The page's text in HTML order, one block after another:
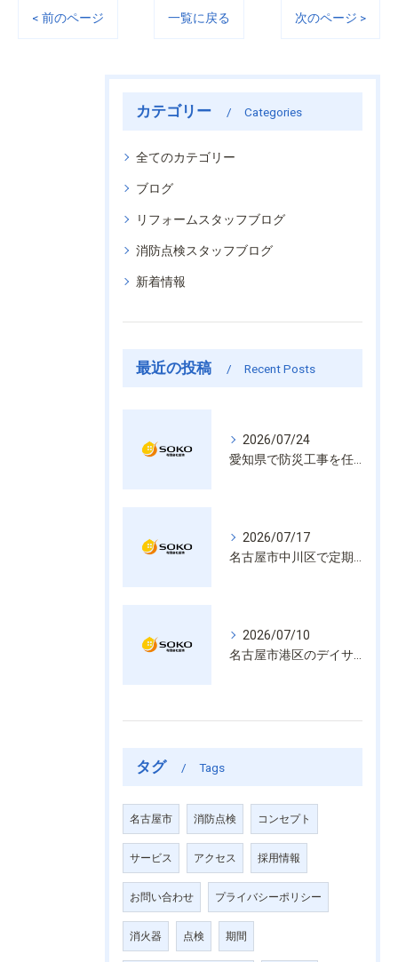
< 前のページ 一覧に戻る 次のページ >
カテゴリー Categories
全てのカテゴリー
ブログ
リフォームスタッフブログ
消防点検スタッフブログ
新着情報
最近の投稿 Recent Posts
2026/07/24
愛知県で防災工事を任せるなら経験と技術で安心を提供する老舗業者
2026/07/17
名古屋市中川区で定期的な消防設備点検や整備はいざという時の命を守る安心管理
2026/07/10
名古屋市港区のデイサービス消防設備点検は消火器具や誘導灯も丁寧に作業を進めます
タグ Tags
名古屋市 消防点検 コンセプト
サービス アクセス 採用情報
お問い合わせ プライバシーポリシー
消火器 点検 期間